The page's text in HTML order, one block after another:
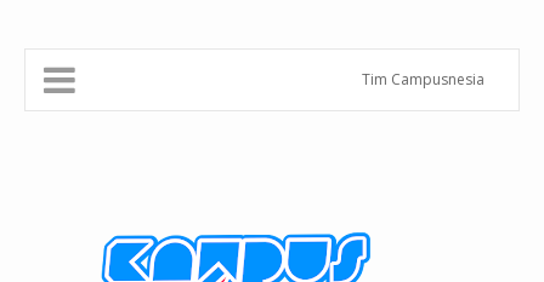
Tim Campusnesia